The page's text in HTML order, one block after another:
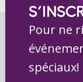
Pour ne
spéciaux!